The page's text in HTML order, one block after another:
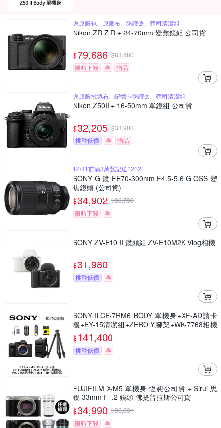
送原廠包、原廠布、防護盒、蔡司清潔組
Nikon ZR Z R + 24-70mm 變焦鏡組 公司貨
$79,686 $83,880
限時下殺
券 贈品
送原廠拭鏡布、記憶卡防護盒、蔡司清潔組
Nikon Z50II + 16-50mm 單鏡組 公司貨
$32,205 $33,900
挑戰低價
券 贈品
12/31前滿3萬登記送1212
SONY G 鏡 FE70-300mm F4.5-5.6 G OSS 變
焦鏡頭 (公司貨)
$34,902 $36,738
限時下殺
券
SONY ZV-E10 II 鏡頭組 ZV-E10M2K Vlog相機
$31,980
挑戰低價 券
SONY ILCE-7RM6 BODY 單機身+XF-AD讀卡
機+EY-15清潔組+ZERO Y腳架+WK-7768相機
包+RMT-P1BTA遙控器+鋼化貼 α7RVI A7RM6
(公司貨)
$141,400
挑戰低價 券
FUJIFILM X-M5 單機身 恆昶公司貨 + Sirui 思
銳 33mm F1.2 鏡頭 佛提普拉斯公司貨
$34,990 $36,831
限時下殺
券